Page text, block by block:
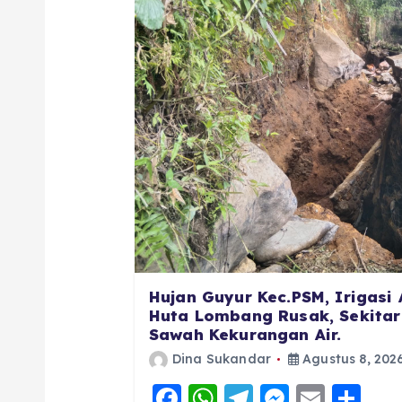
Hujan Guyur Kec.PSM, Irigasi
Huta Lombang Rusak,
Sawah Kekurangan Air.
Dina Sukandar Agustus 8,